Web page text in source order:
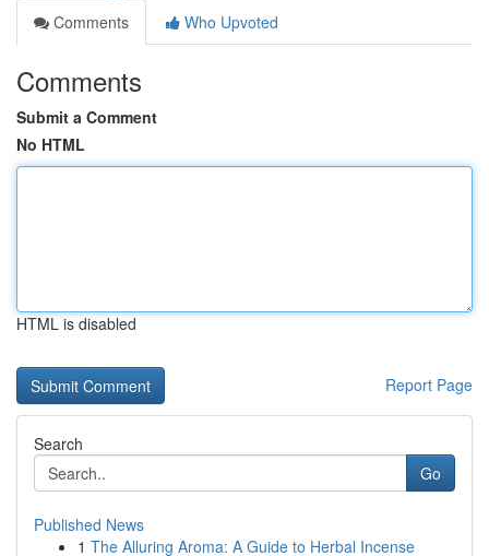
Comments
Who Upvoted
Comments
Submit a Comment
No HTML
HTML is disabled
Report Page
Search
Go
Published News
1 The Alluring Aroma: A Guide to Herbal Incense